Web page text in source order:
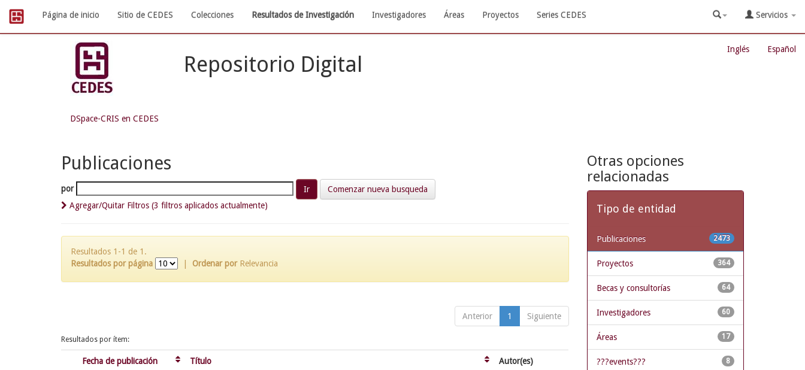
navigation
Página de inicio Sitio de CEDES Colecciones Resultados de Investigación Investigadores Áreas Proyectos Series CEDES Servicios
Inglés Español
Repositorio Digital
DSpace-CRIS en CEDES
Publicaciones
por
Comenzar nueva busqueda
Agregar/Quitar Filtros (3 filtros aplicados actualmente)
Resultados 1-1 de 1.
Resultados por página
Ordenar por Relevancia
Anterior 1 Siguiente
Resultados por ítem:
Fecha de publicación Título Autor(es)
Otras opciones
relacionadas
Tipo de entidad
2473
Publicaciones
364
Proyectos
64
Becas y consultorías
60
Investigadores
17
Áreas
8
???events???